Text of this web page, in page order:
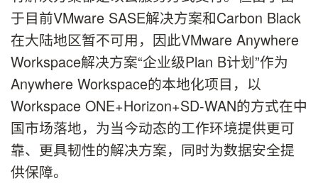
于目前VMware SASE解决方案和Carbon Black
在大陆地区暂不可用，因此VMware Anywhere
Workspace解决方案“企业级Plan B计划”作为
Anywhere Workspace的本地化项目，以
Workspace ONE+Horizon+SD-WAN的方式在中
国市场落地，为当今动态的工作环境提供更可
靠、更具韧性的解决方案，同时为数据安全提
供保障。